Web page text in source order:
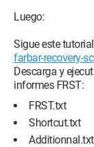
Luego:
Sigue este
farbar-recovery-
Descarga y
informes FRST:
FRST.txt
Shortcut.txt
Additionnal.txt